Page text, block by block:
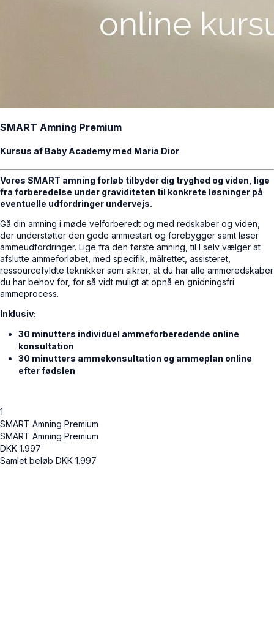
SMART Amning Premium
Kursus af Baby Academy med Maria Dior
Vores SMART amning forløb tilbyder dig tryghed og viden, lige
fra forberedelse under graviditeten til konkrete løsninger på
eventuelle udfordringer undervejs.
Gå din amning i møde velforberedt og med redskaber og viden,
der understøtter den gode ammestart og forebygger samt løser
ammeudfordringer. Lige fra den første amning, til I selv vælger at
afslutte ammeforløbet, med specifik, målrettet, assisteret,
ressourcefyldte teknikker som sikrer, at du har alle ammeredskaber
du har behov for, for så vidt muligt at opnå en gnidningsfri
ammeprocess.
Inklusiv:
30 minutters individuel ammeforberedende online
konsultation
30 minutters ammekonsultation og ammeplan online
efter fødslen
1
SMART Amning Premium
SMART Amning Premium
DKK 1.997
Samlet beløb DKK 1.997